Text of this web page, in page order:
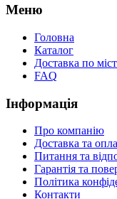
Меню
Головна
Каталог
Доставка по
FAQ
Інформація
Про компанію
Доставка та
Питання та
Гарантія та
Політика
Контакти